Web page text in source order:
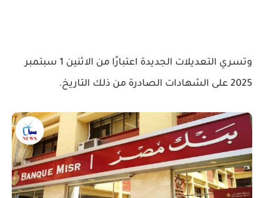
وتسري التعديلات الجديدة اعتبارًا من الاثنين 1 سبتمبر
2025 على الشهادات الصادرة من ذلك التاريخ.